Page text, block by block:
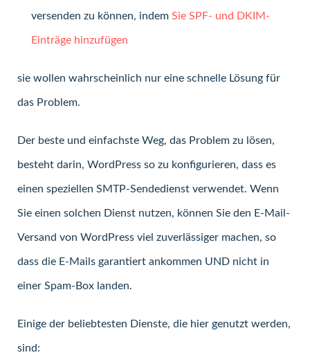
versenden zu können, indem Sie SPF- und DKIM-
Einträge hinzufügen
sie wollen wahrscheinlich nur eine schnelle Lösung für
das Problem.
Der beste und einfachste Weg, das Problem zu lösen,
besteht darin, WordPress so zu konfigurieren, dass es
einen speziellen SMTP-Sendedienst verwendet. Wenn
Sie einen solchen Dienst nutzen, können Sie den E-Mail-
Versand von WordPress viel zuverlässiger machen, so
dass die E-Mails garantiert ankommen UND nicht in
einer Spam-Box landen.
Einige der beliebtesten Dienste, die hier genutzt werden,
sind: